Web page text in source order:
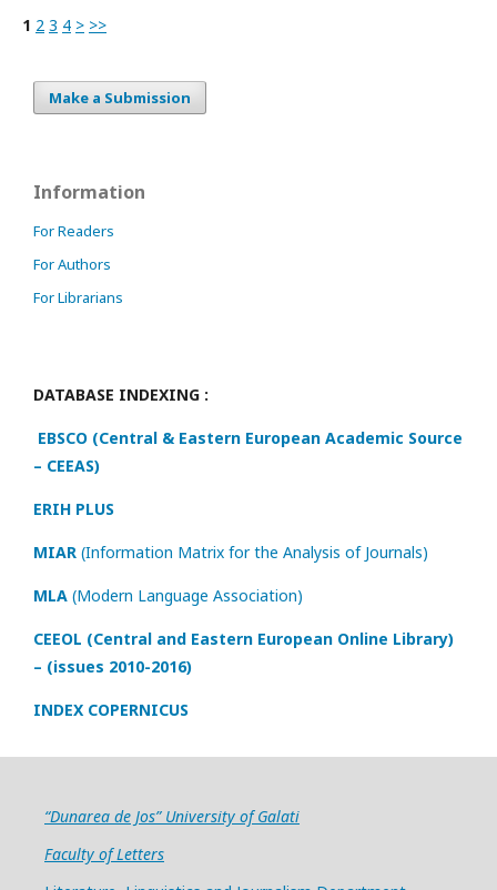
1 2 3 4 > >>
Make a Submission
Information
For Readers
For Authors
For Librarians
DATABASE INDEXING :
EBSCO (Central & Eastern European Academic Source
– CEEAS)
ERIH PLUS
MIAR (Information Matrix for the Analysis of Journals)
MLA (Modern Language Association)
CEEOL (Central and Eastern European Online Library)
– (issues 2010-2016)
INDEX COPERNICUS
“Dunarea de Jos” University of Galati
Faculty of Letters